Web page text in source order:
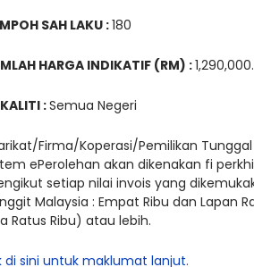
SAH LAKU :180
HARGA INDIKATIF (RM) :
:Semua Negeri
Firma/Koperasi/Pemilikan
ePerolehan akan dikenakan fi
setiap nilai invois yang
Malaysia : Empat Ribu dan Lapan
Ratus Ribu) atau lebih.
di sini untuk maklumat lanjut.